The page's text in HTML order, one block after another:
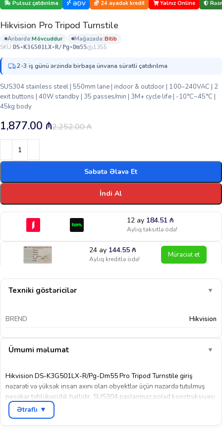
Pulsuz çatdırılma ƏDV 24 ayadək kredit Yalnız Online
Hikvision Pro Tripod Turnstile
anbarda: mövcuddur mağazada:
bi̇ti̇b
SKU:DS-K3G501LX-R/Pg-Dm55 1355
2-3 iş günü ərzində birbaşa ünvana sürətli çatdırılma
SUS304 stainless steel | 550mm lane | indoor & outdoor | 100–240VAC | 2
exit buttons | 40W standby | 35 passes/min | 3M+ cycle life | -10°C~45°C |
45kg body
2,252.00₼
1,877.00 ₼
Səbətə Əlavə Et
İndi Al
12 ay 184.51 ₼
Aylıq taksitlə ödə!
24 ay 144.55₼
Aylıq kreditlə ödə! Müraciət et
Texniki göstəricilər ▼
BREND Hikvision
Ümumi məlumat ▼
Hikvision DS-K3G501LX-R/Pg-Dm55 Pro Tripod Turnstile giriş
nəzarəti və yüksək insan axını olan obyektlər üçün nəzərdə tutulmuş
peşəkar təhlükəsizlik həllidir. SUS304 paslanmaz polad konstruksiyası
sayəsində yüksək dayanıqlılıq və uzunömürlü istifadə təmin edir. Daxili
və açıq sahələrdə istifadəyə uyğun olaraq dizayn edilmişdir və müxtəlif
Ətraflı ▼